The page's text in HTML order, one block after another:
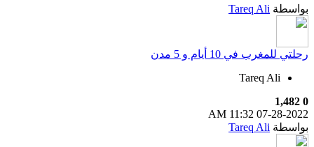
بواسطة Tareq Ali
رحلتي للمغرب في 10 أيام و 5 مدن
Tareq Ali
0
1,482
07-28-2022
11:32 AM
بواسطة Tareq Ali